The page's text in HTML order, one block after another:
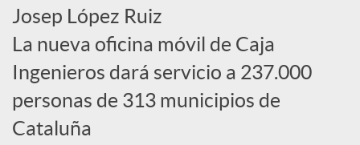
r
d
e
Josep López Ruiz
La nueva oficina móvil de Caja
Ingenieros dará servicio a 237.000
personas de 313 municipios de
Cataluña